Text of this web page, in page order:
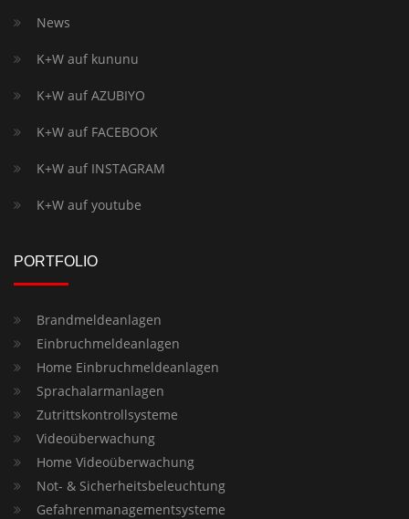
News
K+W auf kununu
K+W auf AZUBIYO
K+W auf FACEBOOK
K+W auf INSTAGRAM
K+W auf youtube
PORTFOLIO
Brandmeldeanlagen
Einbruchmeldeanlagen
Home Einbruchmeldeanlagen
Sprachalarmanlagen
Zutrittskontrollsysteme
Videoüberwachung
Home Videoüberwachung
Not- & Sicherheitsbeleuchtung
Gefahrenmanagementsysteme